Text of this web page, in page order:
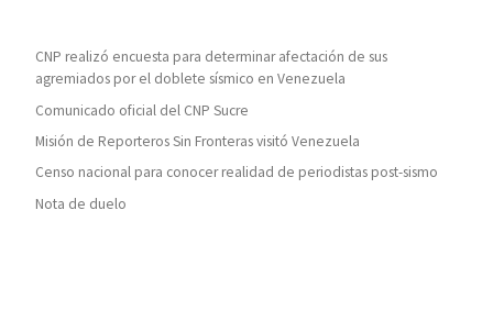
CNP realizó encuesta para determinar afectación de sus
agremiados por el doblete sísmico en Venezuela
Comunicado oficial del CNP Sucre
Misión de Reporteros Sin Fronteras visitó Venezuela
Censo nacional para conocer realidad de periodistas post-sismo
Nota de duelo